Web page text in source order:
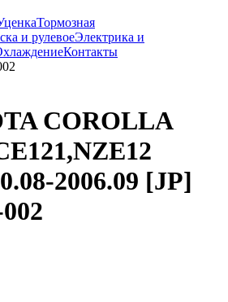
Тормозная
и рулевоеЭлектрика и
Контакты
COROLLA
2006.09 [JP]